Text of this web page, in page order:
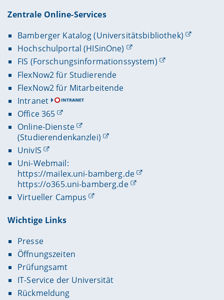
Zentrale Online-Services
Bamberger Katalog (Universitätsbibliothek)
Hochschulportal (HISinOne)
FIS (Forschungsinformationssystem)
FlexNow2 für Studierende
FlexNow2 für Mitarbeitende
Intranet
Office 365
Online-Dienste
(Studierendenkanzlei)
UnivIS
Uni-Webmail:
https://mailex.uni-bamberg.de
https://o365.uni-bamberg.de
Virtueller Campus
Wichtige Links
Presse
Öffnungszeiten
Prüfungsamt
IT-Service der Universität
Rückmeldung